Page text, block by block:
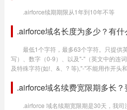
.airforce续期期限从1年到10年不等
.airforce域名长度为多少？有什
最低1个字符，最多63个字符。只提供
写）、数字（0-9）、以及"-"（英文中的连
及特殊字符(如!、&、? 等),"-"不能用作开头和
.airforce域名续费宽限期多长
.airforce 域名续期宽限期是30天，我